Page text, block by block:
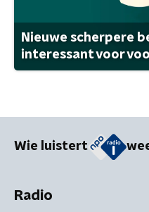
Nieuwe scherpere
interessant voor
Wie luistert
Radio